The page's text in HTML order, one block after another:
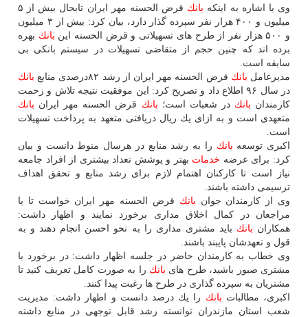
وی با اشاره به اینكه بانك
قرض الحسنه مهر ایران تابحال بیش از ۵
میلیون و ۴۰۰ هزار نفر سپرده گذار دارد، بیان كرد: بیش از ۳ میلیون
و ۵۰۰ هزار نفر از طرح های تسهیلاتی و قرض الحسنه این
بانك بهره
برده اند كه چنین حجم از متقاضی تسهیلات در سیستم بانكی بی
سابقه است.
مدیرعامل بانك قرض الحسنه مهر ایران از رشد ۸۲درصدی منابع
بانك
در سال ۹۶ اطلاع داد و تصریح كرد: این موفقیت نتیجه تلاش و زحمت
كارمندان بانك در شعبات است؛ بانك قرض الحسنه مهر ایران بانك
متعهدی است و به ازای یك ریال دریافتی متعهد به پرداخت تسهیلات
است.
اكبری توسعه بانك را به رشد منابع در هرسال منوط دانست و بیان
كرد: برای عرضه خدمات بهتر و پوشش تعداد بیشتری از افراد جامعه
نیاز است تا كاركنان اهتمام لازم برای رشد منابع و تحقق اهداف
ترسیمی داشته باشند.
وی از كارمندان جوان بانك قرض الحسنه مهر ایران خواست تا با
مراجعان در كمال اخلاق مداری برخورد نمایند و اظهار داشت:
همكاران بانك باید مشتری مداری را به نحو احسن انجام دهند و به
قول و تعهدشان پایبند باشند.
وی خطاب به كارمندان حاضر در جلسه اظهار داشت: در برخورد با
مشتری صبور باشید، طرح های بانك را به صورت كامل تعریف كنید تا
مشتریان به سپرده گذاری در طرح ها رغبت پیدا كنند.
اكبری، مطالبات بانك را یك درصد دانست و اظهار داشت: مدیریت
شعب استان مازندران توانسته رشد قابل توجهی در منابع داشته